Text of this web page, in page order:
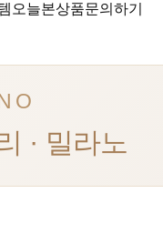
오늘본상품문의하기
· 밀라노